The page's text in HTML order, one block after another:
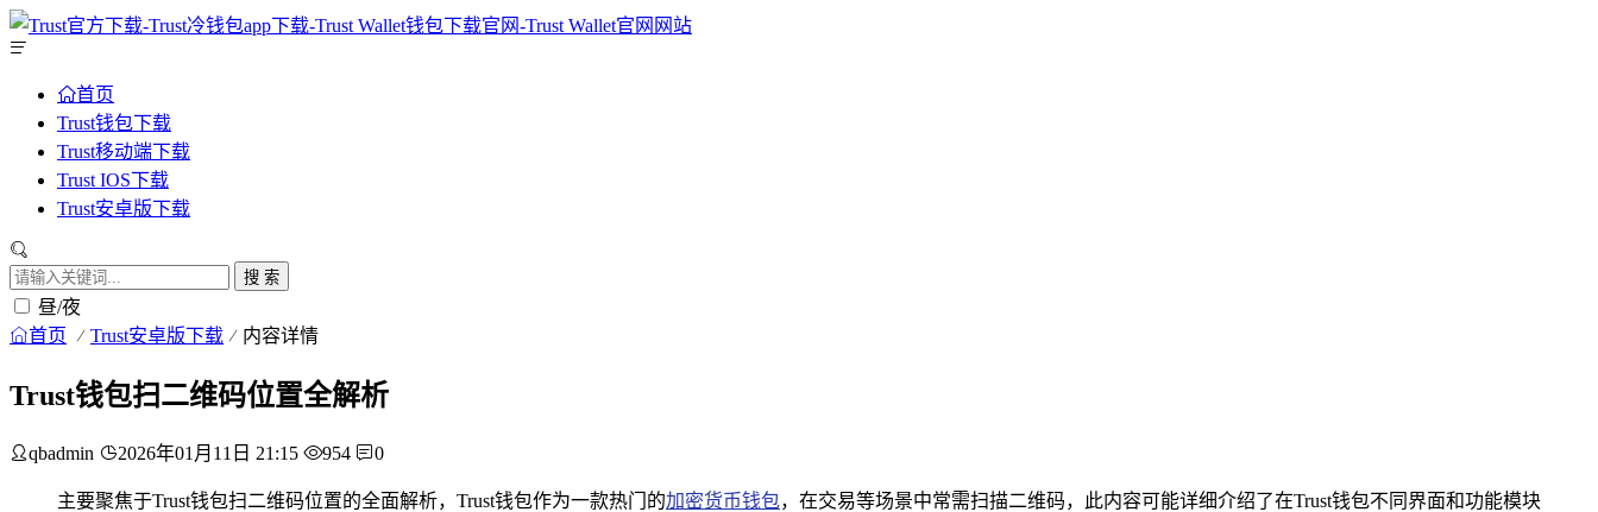
首页
Trust钱包下载
Trust移动端下载
Trust IOS下载
Trust安卓版下载
搜 索
昼/夜
首页 Trust安卓版下载 内容详情
Trust钱包扫二维码位置全解析
qbadmin 2026年01月11日 21:15 954 0
主要聚焦于Trust钱包扫二维码位置的全面解析，Trust钱包作为一款热门的加密货币钱包，在交易等场景中常需扫描二维码，此内容可能详细介绍了在Trust钱包不同界面和功能模块